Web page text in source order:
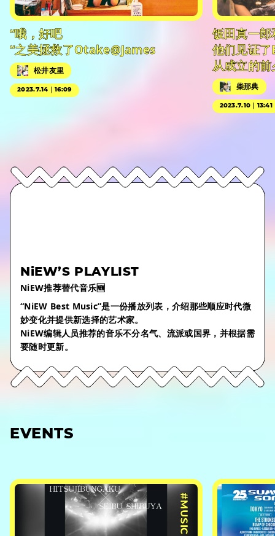
“哦，好吧
“之美拯救了Otake@James
松井友里
2023.7.14｜16:09
饭田真一
他们见证
从成立的
柴那典
2023.7.10｜13:41
NiEW’S PLAYLIST
NiEW推荐替代音乐🆕
“NiEW Best Music”是一份播放列表，介绍那些顺应时代微
妙变化并提供新选择的艺术家。
NiEW编辑人员推荐的音乐不分名气、流派或国界，并根据需
要随时更新。
EVENTS
#MUSIC